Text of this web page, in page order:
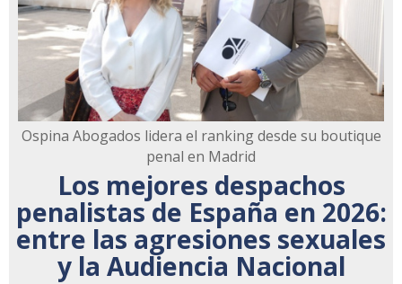
Ospina Abogados lidera el ranking desde su boutique
penal en Madrid
Los mejores despachos
penalistas de España en 2026:
entre las agresiones sexuales
y la Audiencia Nacional